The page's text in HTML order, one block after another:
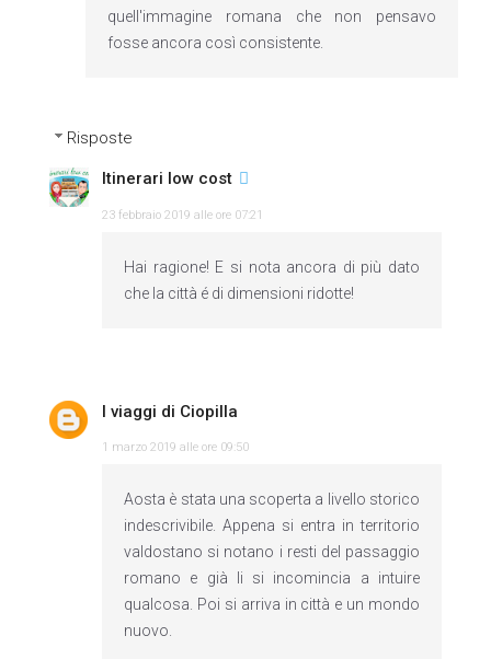
quell'immagine romana che non pensavo
fosse ancora così consistente.
Risposte
Itinerari low cost
23 febbraio 2019 alle ore 07:21
Hai ragione! E si nota ancora di più dato
che la città é di dimensioni ridotte!
I viaggi di Ciopilla
1 marzo 2019 alle ore 09:50
Aosta è stata una scoperta a livello storico
indescrivibile. Appena si entra in territorio
valdostano si notano i resti del passaggio
romano e già li si incomincia a intuire
qualcosa. Poi si arriva in città e un mondo
nuovo.